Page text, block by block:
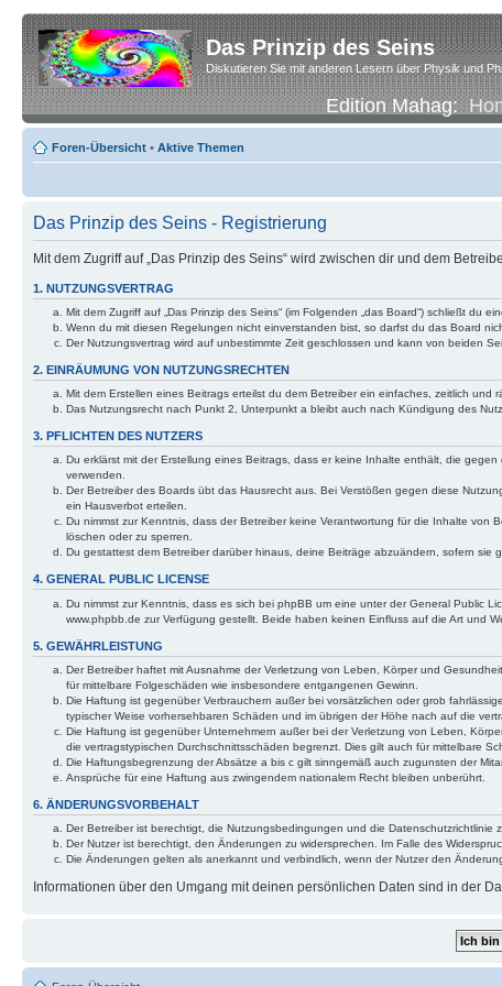
Das Prinzip des Seins
Diskutieren Sie mit anderen Lesern über Physik und
Edition Mahag:
Foren-Übersicht • Aktive Themen
Das Prinzip des Seins - Registrierung
Mit dem Zugriff auf „Das Prinzip des Seins“ wird zwischen dir und dem
1. NUTZUNGSVERTRAG
Mit dem Zugriff auf „Das Prinzip des Seins“ (im Folgenden „das Board“) schließt du
Wenn du mit diesen Regelungen nicht einverstanden bist, so darfst du das Board
Der Nutzungsvertrag wird auf unbestimmte Zeit geschlossen und kann von beiden
2. EINRÄUMUNG VON NUTZUNGSRECHTEN
Mit dem Erstellen eines Beitrags erteilst du dem Betreiber ein einfaches, zeitlich
Das Nutzungsrecht nach Punkt 2, Unterpunkt a bleibt auch nach Kündigung des
3. PFLICHTEN DES NUTZERS
Du erklärst mit der Erstellung eines Beitrags, dass er keine Inhalte enthält, die
verwenden.
Der Betreiber des Boards übt das Hausrecht aus. Bei Verstößen gegen diese
ein Hausverbot erteilen.
Du nimmst zur Kenntnis, dass der Betreiber keine Verantwortung für die Inhalte
löschen oder zu sperren.
Du gestattest dem Betreiber darüber hinaus, deine Beiträge abzuändern, sofern
4. GENERAL PUBLIC LICENSE
Du nimmst zur Kenntnis, dass es sich bei phpBB um eine unter der General Public
www.phpbb.de zur Verfügung gestellt. Beide haben keinen Einfluss auf die Art und
5. GEWÄHRLEISTUNG
Der Betreiber haftet mit Ausnahme der Verletzung von Leben, Körper und
für mittelbare Folgeschäden wie insbesondere entgangenen Gewinn.
Die Haftung ist gegenüber Verbrauchern außer bei vorsätzlichen oder grob
typischer Weise vorhersehbaren Schäden und im übrigen der Höhe nach auf die
Die Haftung ist gegenüber Unternehmern außer bei der Verletzung von Leben,
die vertragstypischen Durchschnittsschäden begrenzt. Dies gilt auch für mittelbare
Die Haftungsbegrenzung der Absätze a bis c gilt sinngemäß auch zugunsten der
Ansprüche für eine Haftung aus zwingendem nationalem Recht bleiben unberührt.
6. ÄNDERUNGSVORBEHALT
Der Betreiber ist berechtigt, die Nutzungsbedingungen und die Datenschutzrichtlinie
Der Nutzer ist berechtigt, den Änderungen zu widersprechen. Im Falle des
Die Änderungen gelten als anerkannt und verbindlich, wenn der Nutzer den
Informationen über den Umgang mit deinen persönlichen Daten sind in der